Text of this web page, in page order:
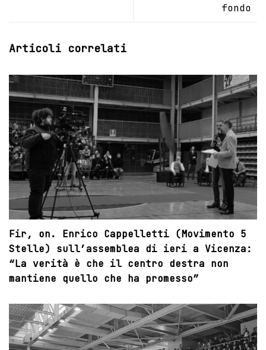
fondo
Articoli correlati
Fir, on. Enrico Cappelletti (Movimento 5
Stelle) sull’assemblea di ieri a Vicenza:
“La verità è che il centro destra non
mantiene quello che ha promesso”